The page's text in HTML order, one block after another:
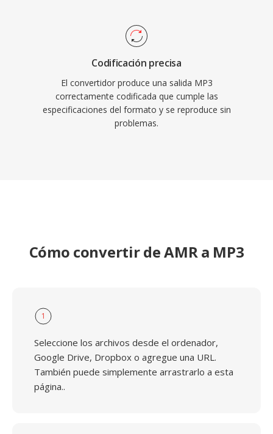
Codificación precisa
El convertidor produce una salida MP3
correctamente codificada que cumple las
especificaciones del formato y se reproduce sin
problemas.
Cómo convertir de AMR a MP3
1
Seleccione los archivos desde el ordenador,
Google Drive, Dropbox o agregue una URL.
También puede simplemente arrastrarlo a esta
página..